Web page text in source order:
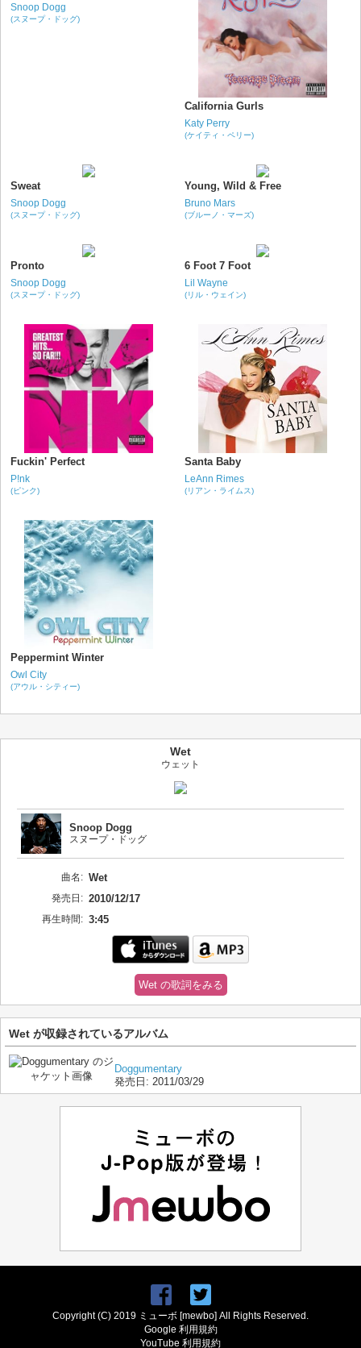
Snoop Dogg
(スヌープ・ドッグ)
California Gurls
Katy Perry
(ケイティ・ペリー)
Sweat
Snoop Dogg
(スヌープ・ドッグ)
Young, Wild & Free
Bruno Mars
(ブルーノ・マーズ)
Pronto
Snoop Dogg
(スヌープ・ドッグ)
6 Foot 7 Foot
Lil Wayne
(リル・ウェイン)
Fuckin' Perfect
P!nk
(ピンク)
Santa Baby
LeAnn Rimes
(リアン・ライムス)
Peppermint Winter
Owl City
(アウル・シティー)
Wet
ウェット
Snoop Dogg
スヌープ・ドッグ
曲名: Wet
発売日: 2010/12/17
再生時間: 3:45
Wet の歌詞をみる
Wet が収録されているアルバム
Doggumentary
発売日: 2011/03/29
Copyright (C) 2019 ミューボ [mewbo] All Rights Reserved.
Google 利用規約
YouTube 利用規約